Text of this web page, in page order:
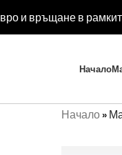
и връщане в
Начало
Начало»